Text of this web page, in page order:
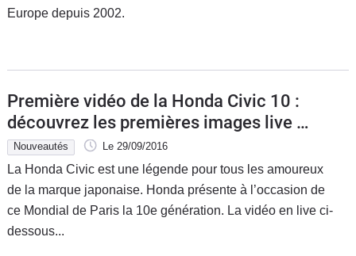
Europe depuis 2002.
Première vidéo de la Honda Civic 10 :
découvrez les premières images live en
direct du Mondial de l'auto 2016
Nouveautés Le 29/09/2016
La Honda Civic est une légende pour tous les amoureux
de la marque japonaise. Honda présente à l’occasion de
ce Mondial de Paris la 10e génération. La vidéo en live ci-
dessous...